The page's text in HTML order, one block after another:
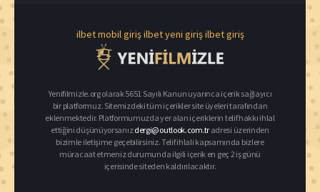
ilbet mobil girişilbet yeni girişilbet giriş
Yenifilmizle.org olarak 5651 Sayılı Kanun uyarınca içerik sağlayıcı
bir platformuz. Sitemizdeki tüm içerikler site üyeleri tarafından
eklenmektedir. Platformumuzda yer alan içeriklerin telif hakkı ihlal
ettiğini düşünüyorsanızdergi@outlook.com.tr adresi üzerinden
bizimle iletişime geçebilirsiniz. Telif ihlali kapsamında bizlere
müracaat etmeniz durumunda ilgili içerik en geç 2 iş günü
içerisinde siteden kaldırılacaktır.